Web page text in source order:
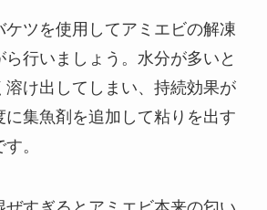
ケツを使用してアミエビの解凍
行いましょう。水分が多いと
溶け出してしまい、持続効果が
に集魚剤を追加して粘りを出す
。